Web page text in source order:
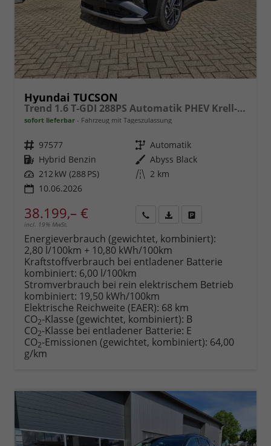
Hyundai TUCSON
Trend 1.6 T-GDI 288PS Automatik PHEV Krell-Sound Teill-Leder elektr. Heckklappe ACC Klimaautomatik Sitzheizung Lenkrandheizung Navi PDC v+h Rückf.Kamera Apple CarPlay + Android Auto 2xKeyless 19-LM vollelektr. Reichweite 68KM
sofort lieferbar Fahrzeug mit Tageszulassung
Fahrzeugnr. 97577 Getriebe Automatik
Kraftstoff Hybrid Benzin Außenfarbe Abyss Black
Leistung 212 kW (288 PS) Kilometerstand 2 km
10.06.2026
38.199,– €
incl. 19% MwSt.
anfordernDatei,
Fahrzeugexposé
drucken
drucken,
parken
oder
vergleichen
Energieverbrauch (gewichtet, kombiniert):
2,80 l/100km + 10,80 kWh/100km
Kraftstoffverbrauch bei entladener Batterie
kombiniert: 6,00 l/100km
Stromverbrauch bei rein elektrischem Betrieb
kombiniert: 19,50 kWh/100km
Elektrische Reichweite (EAER): 68 km
CO2-Klasse (gewichtet, kombiniert): B
CO2-Klasse bei entladener Batterie: E
CO2-Emissionen (gewichtet, kombiniert): 64,00
g/km